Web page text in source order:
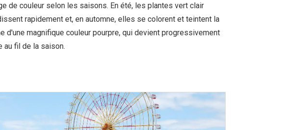
de couleur selon les saisons. En été, les plantes vert clair
rapidement et, en automne, elles se colorent et teintent la
d'une magnifique couleur pourpre, qui devient progressivement
au fil de la saison.